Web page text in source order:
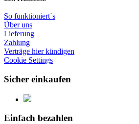
So funktioniert´s
Über uns
Lieferung
Zahlung
Verträge hier kündigen
Cookie Settings
Sicher einkaufen
Einfach bezahlen